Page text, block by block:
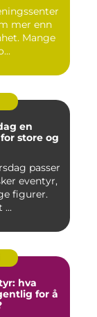
mer enn
Mange
en
store og
passer
eventyr,
figurer.
...
hva
for å